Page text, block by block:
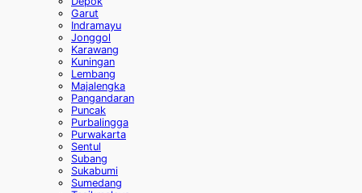
Garut
Indramayu
Jonggol
Karawang
Kuningan
Lembang
Majalengka
Pangandaran
Puncak
Purbalingga
Purwakarta
Sentul
Subang
Sukabumi
Sumedang